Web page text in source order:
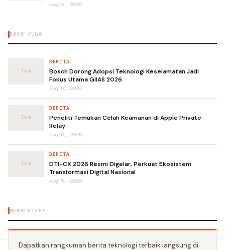
Aug 6, 2026
BACA JUGA
BERITA
Bosch Dorong Adopsi Teknologi Keselamatan Jadi
Fokus Utama GIIAS 2026
Aug 6, 2026
BERITA
Peneliti Temukan Celah Keamanan di Apple Private
Relay
Aug 6, 2026
BERITA
DTI-CX 2026 Resmi Digelar, Perkuat Ekosistem
Transformasi Digital Nasional
Aug 5, 2026
NEWSLETTER
Dapatkan rangkuman berita teknologi terbaik langsung di